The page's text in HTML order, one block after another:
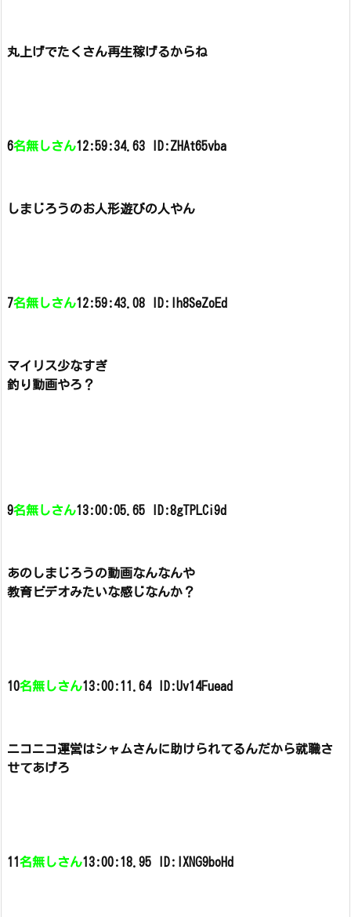
丸上げでたくさん再生稼げるからね
6名無しさん12:59:34.63 ID:ZHAt65vba
しまじろうのお人形遊びの人やん
7名無しさん12:59:43.08 ID:Ih8SeZoEd
マイリス少なすぎ
釣り動画やろ？
9名無しさん13:00:05.65 ID:8gTPLCi9d
あのしまじろうの動画なんなんや
教育ビデオみたいな感じなんか？
10名無しさん13:00:11.64 ID:Uv14Fuead
ニコニコ運営はシャムさんに助けられてるんだから就職さ
せてあげろ
11 名無しさん13:00:18.95 ID:IXNG9boHd